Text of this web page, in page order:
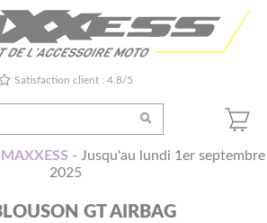
Satisfaction client : 4.8/5
- Jusqu'au lundi 1er septembre
2025
GT AIRBAG